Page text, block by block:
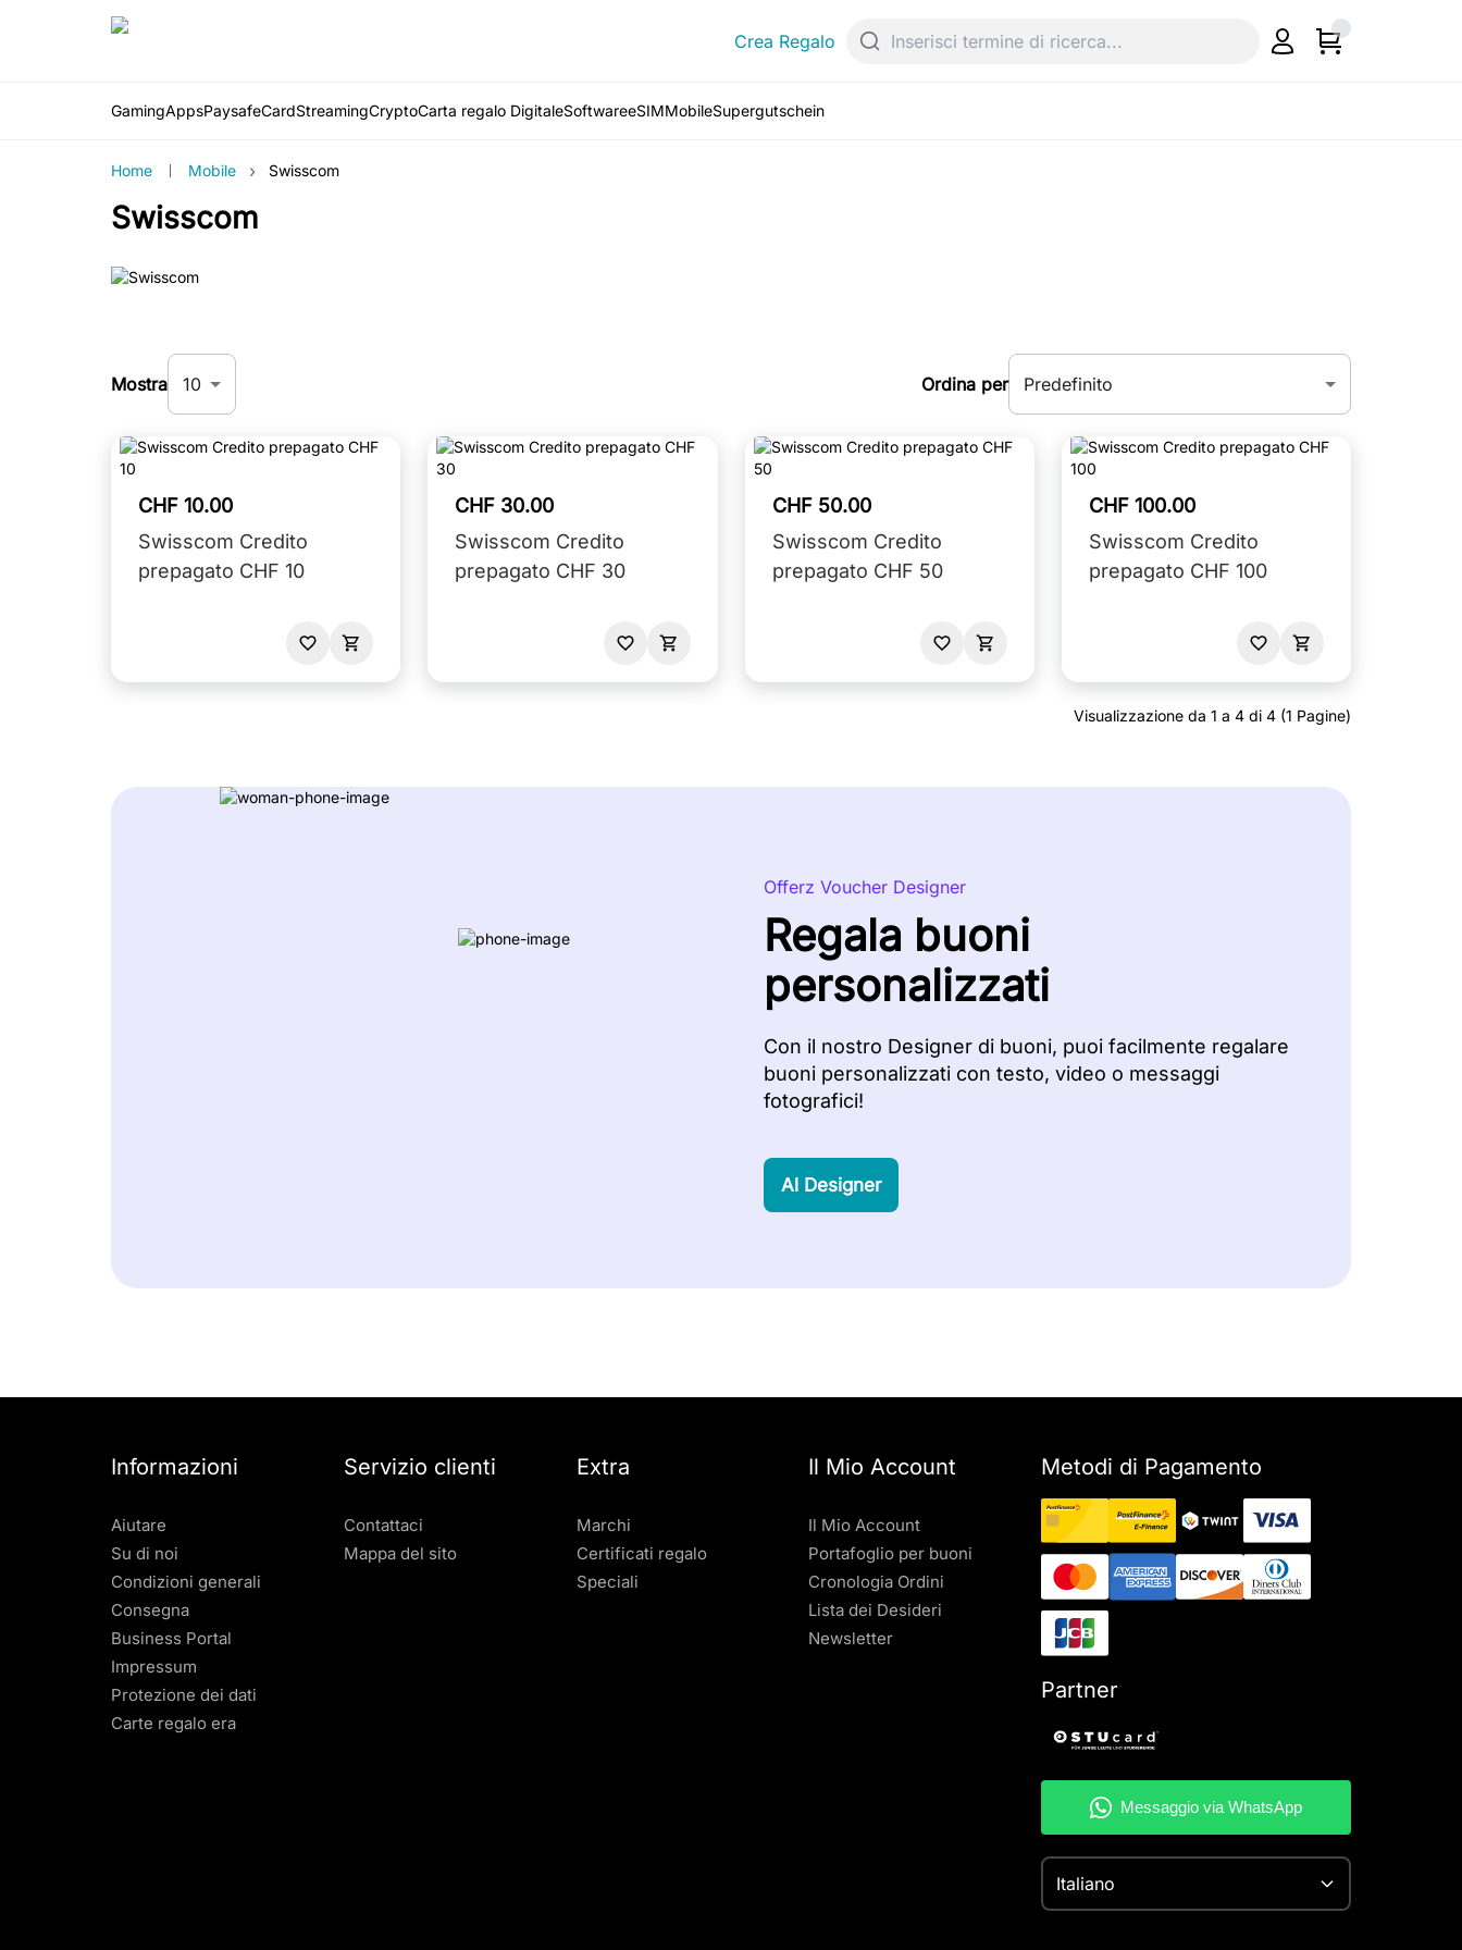
Crea Regalo
GamingAppsPaysafeCardStreamingCryptoCarta regalo DigitaleSoftwareeSIMMobileSupergutschein
Home Mobile › Swisscom
Swisscom
Mostra 10 Ordina per Predefinito
CHF 10.00
Swisscom Credito
prepagato CHF 10
CHF 30.00
Swisscom Credito
prepagato CHF 30
CHF 50.00
Swisscom Credito
prepagato CHF 50
CHF 100.00
Swisscom Credito
prepagato CHF 100
Visualizzazione da 1 a 4 di 4 (1 Pagine)
Offerz Voucher Designer
Regala buoni
personalizzati
Con il nostro Designer di buoni, puoi facilmente regalare
buoni personalizzati con testo, video o messaggi
fotografici!
Al Designer
Informazioni
Aiutare
Su di noi
Condizioni generali
Consegna
Business Portal
Impressum
Protezione dei dati
Carte regalo era
Servizio clienti
Contattaci
Mappa del sito
Extra
Marchi
Certificati regalo
Speciali
Il Mio Account
Il Mio Account
Portafoglio per buoni
Cronologia Ordini
Lista dei Desideri
Newsletter
Metodi di Pagamento
Partner
Italiano